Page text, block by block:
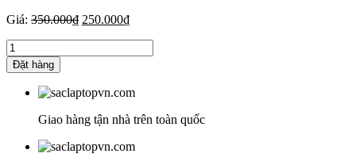
Giá: 350.000₫ Giá
250.000₫Giá
Sạc
laptop
Toshiba
lượng
Đặt hàng
Giao hàng tận nhà trên toàn quốc